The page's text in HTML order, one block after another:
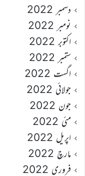
دسمبر 2022
نومبر 2022
اکتوبر 2022
ستمبر 2022
اگست 2022
جولائی 2022
جون 2022
مئی 2022
اپریل 2022
مارچ 2022
فروری 2022